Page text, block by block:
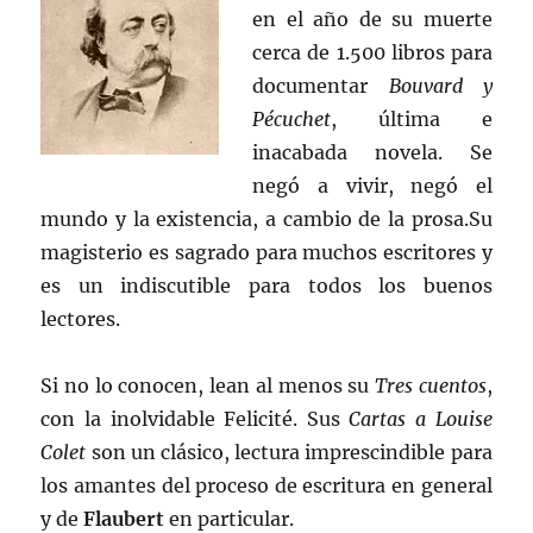
en el año de su muerte
cerca de 1.500 libros para
documentar Bouvard y
Pécuchet, última e
inacabada novela. Se
negó a vivir, negó el
mundo y la existencia, a cambio de la prosa.Su
magisterio es sagrado para muchos escritores y
es un indiscutible para todos los buenos
lectores.
Si no lo conocen, lean al menos su Tres cuentos,
con la inolvidable Felicité. SusCartas a Louise
Colet son un clásico, lectura imprescindible para
los amantes del proceso de escritura en general
y deFlaubert en particular.